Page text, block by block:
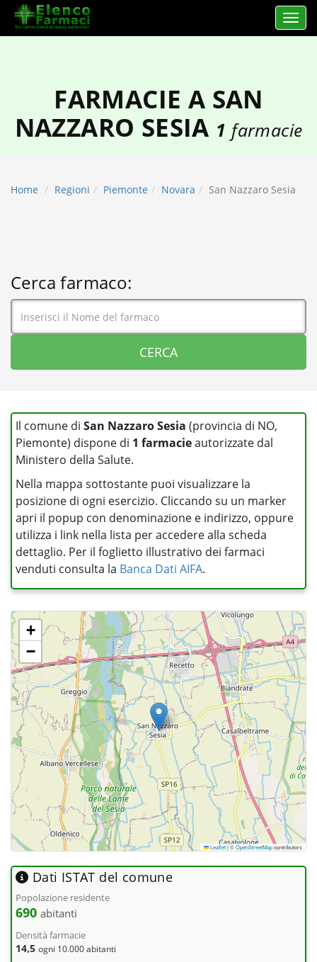
Apri
elencofarmaci.it
FARMACIE A SAN
NAZZARO SESIA 1 farmacie
Home Regioni Piemonte Novara San Nazzaro Sesia
Cerca farmaco:
Il comune di San Nazzaro Sesia (provincia di NO,
Piemonte) dispone di 1 farmacieautorizzate dal
Ministero della Salute.
Nella mappa sottostante puoi visualizzare la
posizione di ogni esercizio. Cliccando su un marker
apri il popup con denominazione e indirizzo, oppure
utilizza i link nella lista per accedere alla scheda
dettaglio. Per il foglietto illustrativo dei farmaci
venduti consulta la Banca Dati AIFA.
+
−
Leaflet|©OpenStreetMapcontributors
Dati ISTAT del comune
Popolazione residente
690 abitanti
Densità farmacie
14,5 ogni 10.000 abitanti